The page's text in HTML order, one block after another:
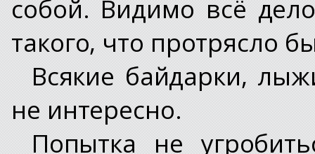
собой. Видимо всё
такого, что протрясло
Всякие байдарки,
не интересно.
Попытка не